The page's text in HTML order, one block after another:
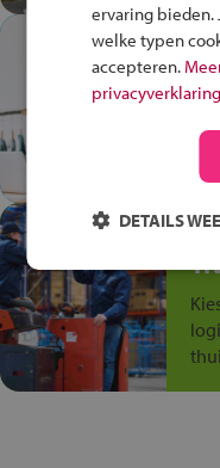
In
ervaring bieden.
welke typen
accepteren.
DETAILS